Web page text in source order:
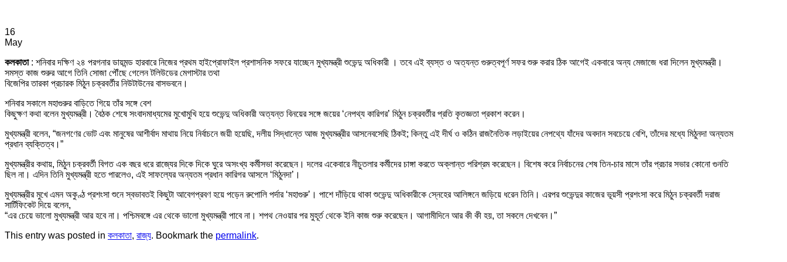
16
May
কলকাতা: শনিবার দক্ষিণ ২৪ পরগনার ডায়মন্ড হারবারে নিজের প্রথম হাইপ্রোফাইল প্রশাসনিক সফরে যাচ্ছেন মুখ্যমন্ত্রী শুভেন্দু অধিকারী । তবে এই ব্যস্ত ও অত্যন্ত গুরুত্বপূর্ণ সফর শুরু করার ঠিক আগেই একবারে অন্য মেজাজে ধরা দিলেন মুখ্যমন্ত্রী।
সমস্ত কাজ শুরুর আগে তিনি সোজা পৌঁছে গেলেন টলিউডের মেগাস্টার তথা
বিজেপির তারকা প্রচারক মিঠুন চক্রবর্তীর নিউটাউনের বাসভবনে।
শনিবার সকালে মহাগুরুর বাড়িতে গিয়ে তাঁর সঙ্গে বেশ
কিছুক্ষণ কথা বলেন মুখ্যমন্ত্রী। বৈঠক শেষে সংবাদমাধ্যমের মুখোমুখি হয়ে শুভেন্দু অধিকারী অত্যন্ত বিনয়ের সঙ্গে জয়ের ‘নেপথ্য কারিগর’ মিঠুন চক্রবর্তীর প্রতি কৃতজ্ঞতা প্রকাশ করেন।
মুখ্যমন্ত্রী বলেন, “জনগণের ভোট এবং মানুষের আশীর্বাদ মাথায় নিয়ে নির্বাচনে জয়ী হয়েছি, দলীয় সিদ্ধান্তে আজ মুখ্যমন্ত্রীর আসনেবসেছি ঠিকই; কিন্তু এই দীর্ঘ ও কঠিন রাজনৈতিক লড়াইয়ের নেপথ্যে যাঁদের অবদান সবচেয়ে বেশি, তাঁদের মধ্যে মিঠুনদা অন্যতম
প্রধান ব্যক্তিত্ব।”
মুখ্যমন্ত্রীর কথায়, মিঠুন চক্রবর্তী বিগত এক বছর ধরে রাজ্যের দিকে দিকে ঘুরে অসংখ্য কর্মীসভা করেছেন। দলের একেবারে নীচুতলার কর্মীদের চাঙ্গা করতে অক্লান্ত পরিশ্রম করেছেন। বিশেষ করে নির্বাচনের শেষ তিন-চার মাসে তাঁর প্রচার সভার কোনো গুনতি
ছিল না। এদিন তিনি মুখ্যমন্ত্রী হতে পারলেও, এই সাফল্যের অন্যতম প্রধান কারিগর আসলে ‘মিঠুনদা’।
মুখ্যমন্ত্রীর মুখে এমন অকুণ্ঠ প্রশংসা শুনে স্বভাবতই কিছুটা আবেগপ্রবণ হয়ে পড়েন রুপোলি পর্দার ‘মহাগুরু’। পাশে দাঁড়িয়ে থাকা শুভেন্দু অধিকারীকে স্নেহের আলিঙ্গনে জড়িয়ে ধরেন তিনি। এরপর শুভেন্দুর কাজের ভূয়সী প্রশংসা করে মিঠুন চক্রবর্তী দরাজ
সার্টিফিকেট দিয়ে বলেন,
“এর চেয়ে ভালো মুখ্যমন্ত্রী আর হবে না। পশ্চিমবঙ্গে এর থেকে ভালো মুখ্যমন্ত্রী পাবে না। শপথ নেওয়ার পর মুহূর্ত থেকে ইনি কাজ শুরু করেছেন। আগামীদিনে আর কী কী হয়, তা সকলে দেখবেন।”
This entry was posted in কলকাতা, রাজ্য. Bookmark the permalink.